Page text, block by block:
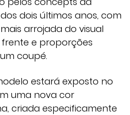
dois últimos anos, com
arrojada do visual
frente e proporções
coupé.
estará exposto no
uma nova cor
criada especificamente